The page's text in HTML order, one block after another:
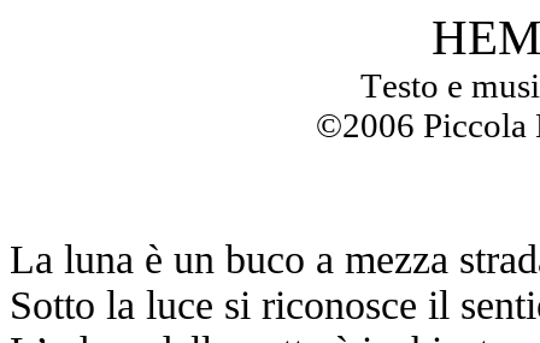
Testo e
©2006 Piccola
La luna è un buco a mezza
Sotto la luce si riconosce il